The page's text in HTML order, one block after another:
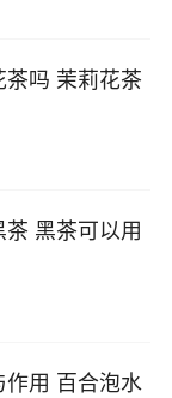
吗 茉莉花茶
黑茶可以用
用 百合泡水